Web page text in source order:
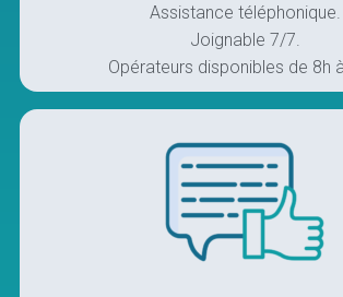
Assistance téléphonique.
Joignable 7/7.
Opérateurs disponibles de 8h